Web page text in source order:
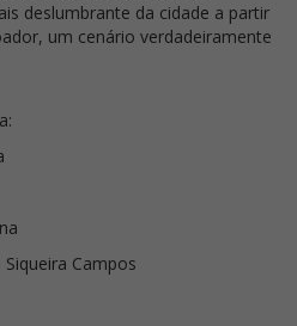
deslumbrante da cidade a partir
um cenário verdadeiramente
Campos